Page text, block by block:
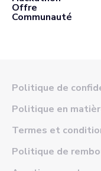
Offre
Communauté
Politique de
Politique en
Termes et
Politique de